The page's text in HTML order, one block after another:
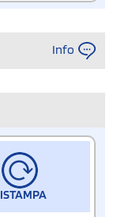
Info